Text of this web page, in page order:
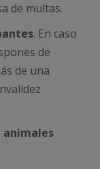
de multas.
. En caso
de
de una
animales